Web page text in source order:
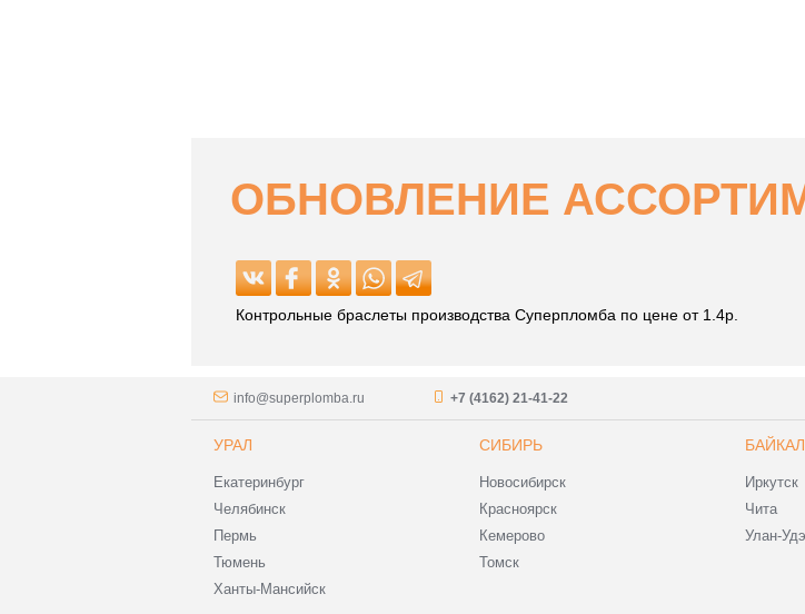
ОБНОВЛЕНИЕ
Контрольные браслеты производства Суперпломба по цене от 1.4р.
info@superplomba.ru +7 (4162) 21-41-22
УРАЛ
Екатеринбург
Челябинск
Пермь
Тюмень
Ханты-Мансийск
СИБИРЬ
Новосибирск
Красноярск
Кемерово
Томск
БАЙКАЛ
Иркутск
Чита
Улан-Удэ